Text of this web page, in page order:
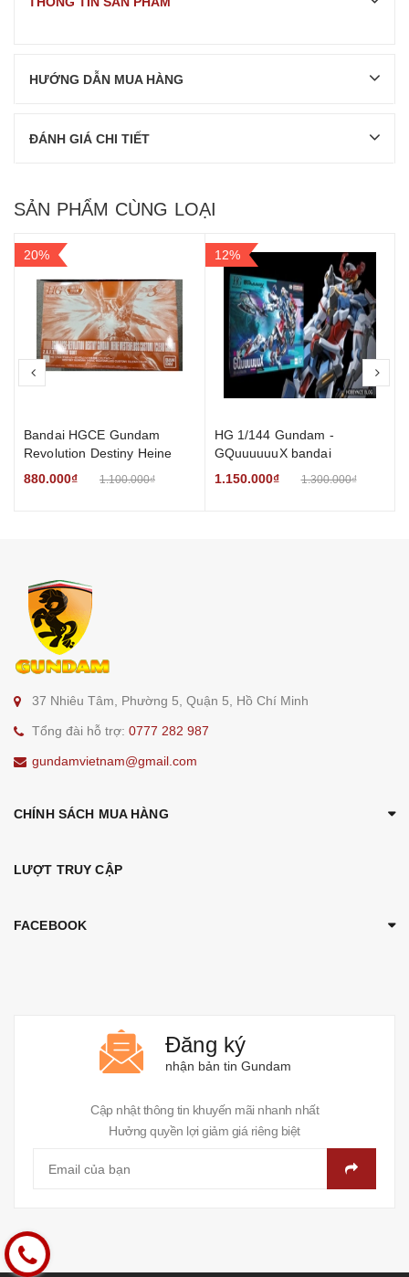
HƯỚNG DẪN MUA HÀNG
ĐÁNH GIÁ CHI TIẾT
SẢN PHẨM CÙNG LOẠI
20%
Bandai HGCE Gundam
Revolution Destiny Heine
Westenfluss Clear Color
880.000₫ 1.100.000₫
12%
HG 1/144 Gundam -
GQuuuuuuX bandai
1.150.000₫
1.300.000₫
prev
37 Nhiêu Tâm, Phường 5, Quận 5, Hồ Chí Minh
Tổng đài hỗ trợ: 0777 282 987
gundamvietnam@gmail.com
CHÍNH SÁCH MUA HÀNG
LƯỢT TRUY CẬP
FACEBOOK
Đăng ký
nhận bản tin Gundam
Cập nhật thông tin khuyến mãi nhanh nhất
Hưởng quyền lợi giảm giá riêng biệt